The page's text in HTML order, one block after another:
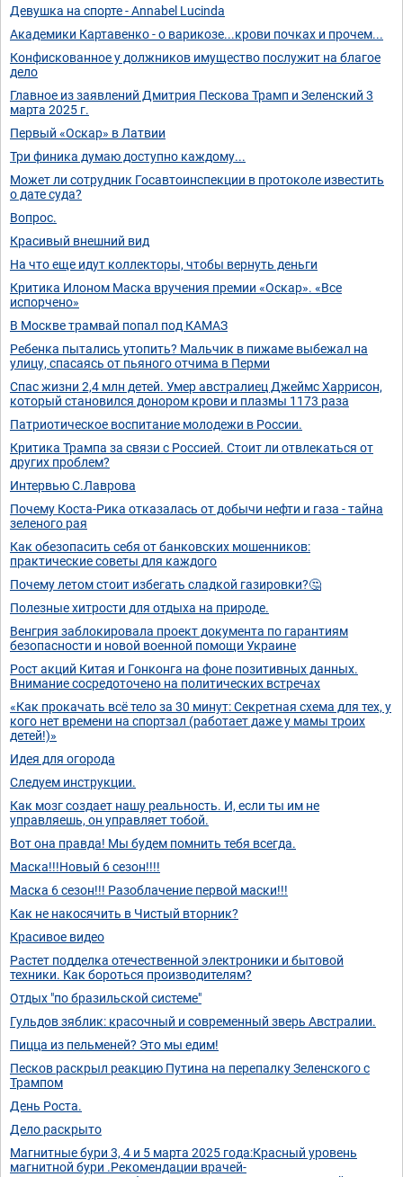
Девушка на спорте - Annabel Lucinda
Академики Картавенко - о варикозе...крови почках и прочем...
Конфискованное у должников имущество послужит на благое
дело
Главное из заявлений Дмитрия Пескова Трамп и Зеленский 3
марта 2025 г.
Первый «Оскар» в Латвии
Три финика думаю доступно каждому...
Может ли сотрудник Госавтоинспекции в протоколе известить
о дате суда?
Вопрос.
Красивый внешний вид
На что еще идут коллекторы, чтобы вернуть деньги
Критика Илоном Маска вручения премии «Оскар». «Все
испорчено»
В Москве трамвай попал под КАМАЗ
Ребенка пытались утопить? Мальчик в пижаме выбежал на
улицу, спасаясь от пьяного отчима в Перми
Спас жизни 2,4 млн детей. Умер австралиец Джеймс Харрисон,
который становился донором крови и плазмы 1173 раза
Патриотическое воспитание молодежи в России.
Критика Трампа за связи с Россией. Стоит ли отвлекаться от
других проблем?
Интервью С.Лаврова
Почему Коста-Рика отказалась от добычи нефти и газа - тайна
зеленого рая
Как обезопасить себя от банковских мошенников:
практические советы для каждого
Почему летом стоит избегать сладкой газировки?🤔
Полезные хитрости для отдыха на природе.
Венгрия заблокировала проект документа по гарантиям
безопасности и новой военной помощи Украине
Рост акций Китая и Гонконга на фоне позитивных данных.
Внимание сосредоточено на политических встречах
«Как прокачать всё тело за 30 минут: Секретная схема для тех, у
кого нет времени на спортзал (работает даже у мамы троих
детей!)»
Идея для огорода
Следуем инструкции.
Как мозг создает нашу реальность. И, если ты им не
управляешь, он управляет тобой.
Вот она правда! Мы будем помнить тебя всегда.
Маска!!!Новый 6 сезон!!!!
Маска 6 сезон!!! Разоблачение первой маски!!!
Как не накосячить в Чистый вторник?
Красивое видео
Растет подделка отечественной электроники и бытовой
техники. Как бороться производителям?
Отдых "по бразильской системе"
Гульдов зяблик: красочный и современный зверь Австралии.
Пицца из пельменей? Это мы едим!
Песков раскрыл реакцию Путина на перепалку Зеленского с
Трампом
День Роста.
Дело раскрыто
Магнитные бури 3, 4 и 5 марта 2025 года:Красный уровень
магнитной бури .Рекомендации врачей-